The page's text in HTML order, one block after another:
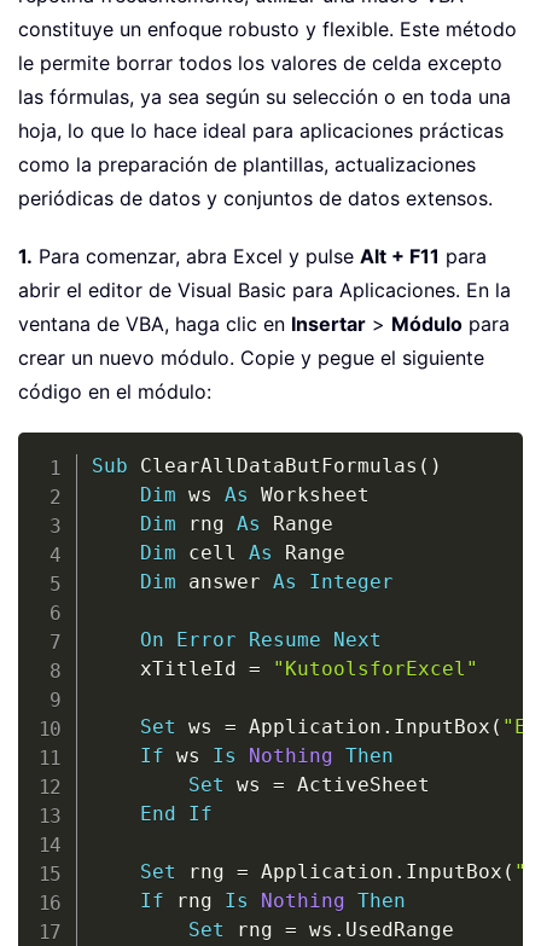
constituye un enfoque robusto y flexible. Este método
le permite borrar todos los valores de celda excepto
las fórmulas, ya sea según su selección o en toda una
hoja, lo que lo hace ideal para aplicaciones prácticas
como la preparación de plantillas, actualizaciones
periódicas de datos y conjuntos de datos extensos.
1. Para comenzar, abra Excel y pulse Alt + F11 para
abrir el editor de Visual Basic para Aplicaciones. En la
ventana de VBA, haga clic en Insertar > Módulo para
crear un nuevo módulo. Copie y pegue el siguiente
código en el módulo:
Sub ClearAllDataButFormulas ( )
Dim ws As Worksheet
Dim rng As Range
Dim cell As Range
Dim answer As Integer
On Error Resume
Next
    xTitleId
= "KutoolsforExcel"
Set ws = Application . InputBox (
If ws Is Nothing Then
Set ws = ActiveSheet
End
If
Set rng = Application . InputBox (
If rng Is Nothing Then
Set rng = ws . UsedRange
Copy